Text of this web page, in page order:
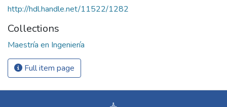
http://hdl.handle.net/11522/1282
Collections
Maestría en Ingeniería
Full item page